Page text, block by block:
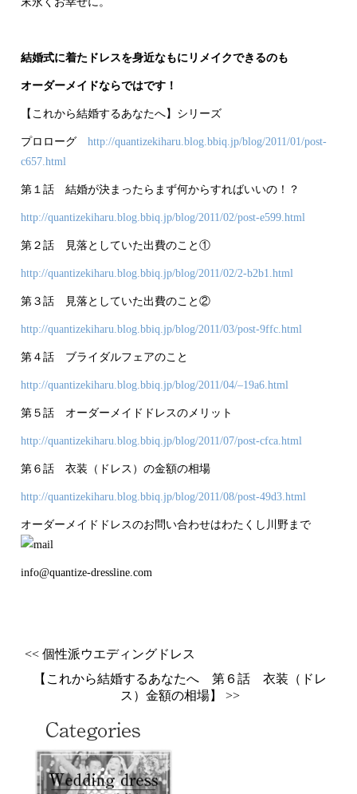
結婚式に着たドレスを身近なもにリメイクできるのも
オーダーメイドならではです！
【これから結婚するあなたへ】シリーズ
プロローグhttp://quantizekiharu.blog.bbiq.jp/blog/2011/01/post-
c657.html
第１話 結婚が決まったらまず何からすればいいの！？
http://quantizekiharu.blog.bbiq.jp/blog/2011/02/post-e599.html
第２話 見落としていた出費のこと①
http://quantizekiharu.blog.bbiq.jp/blog/2011/02/2-b2b1.html
第３話 見落としていた出費のこと②
http://quantizekiharu.blog.bbiq.jp/blog/2011/03/post-9ffc.html
第４話 ブライダルフェアのこと
http://quantizekiharu.blog.bbiq.jp/blog/2011/04/–19a6.html
第５話 オーダーメイドドレスのメリット
http://quantizekiharu.blog.bbiq.jp/blog/2011/07/post-cfca.html
第６話 衣装（ドレス）の金額の相場
http://quantizekiharu.blog.bbiq.jp/blog/2011/08/post-49d3.html
オーダーメイドドレスのお問い合わせはわたくし川野まで
info@quantize-dressline.com
<< 個性派ウエディングドレス
【これから結婚するあなたへ 第６話 衣装（ドレ
ス）金額の相場】 >>